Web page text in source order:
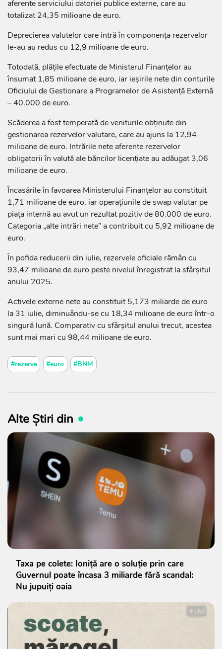
aferente serviciului datoriei publice externe, care au
totalizat 24,35 milioane de euro.
Deprecierea valutelor care intră în componența rezervelor
le-au au redus cu 12,9 milioane de euro.
Totodată, plățile efectuate de Ministerul Finanțelor au
însumat 1,85 milioane de euro, iar ieșirile nete din conturile
Oficiului de Gestionare a Programelor de Asistență Externă
– 40.000 de euro.
Scăderea a fost temperată de veniturile obținute din
gestionarea rezervelor valutare, care au ajuns la 12,94
milioane de euro. Intrările nete aferente rezervelor
obligatorii în valută ale băncilor licențiate au adăugat 3,06
milioane de euro.
Încasările în favoarea Ministerului Finanțelor au constituit
1,71 milioane de euro, iar operațiunile de swap valutar pe
piața internă au avut un rezultat pozitiv de 80.000 de euro.
Categoria „alte intrări nete” a contribuit cu 5,92 milioane de
euro.
În pofida reducerii din iulie, rezervele oficiale rămân cu
93,47 milioane de euro peste nivelul înregistrat la sfârșitul
anului 2025.
Activele externe nete au constituit 5,173 miliarde de euro
la 31 iulie, diminuându-se cu 18,34 milioane de euro într-o
singură lună. Comparativ cu sfârșitul anului trecut, acestea
sunt mai mari cu 98,44 milioane de euro.
#rezerve #euro #BNM
Alte Știri din
Taxa pe colete: Ioniță are o soluție prin care
Guvernul poate încasa 3 miliarde fără scandal:
Nu jupuiți oaia